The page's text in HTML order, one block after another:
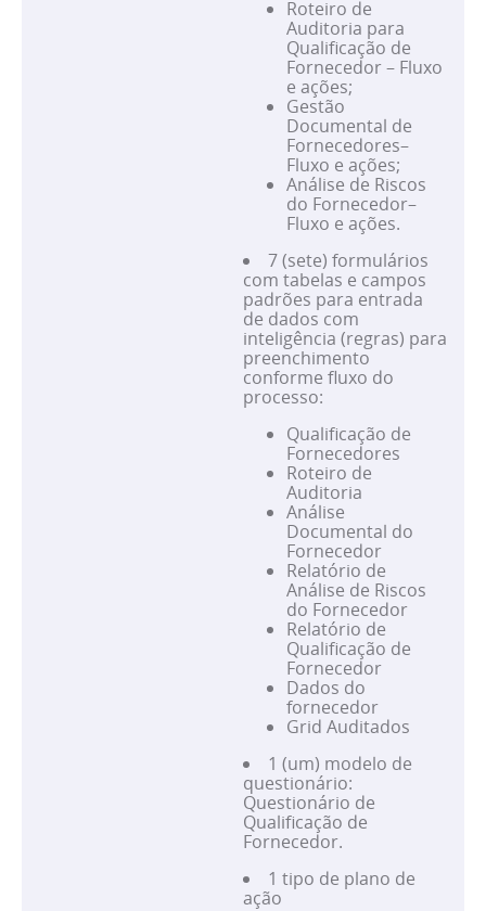
Roteiro de
Auditoria para
Qualificação de
Fornecedor – Fluxo
e ações;
Gestão
Documental de
Fornecedores–
Fluxo e ações;
Análise de Riscos
do Fornecedor–
Fluxo e ações.
7 (sete) formulários
com tabelas e campos
padrões para entrada
de dados com
inteligência (regras) para
preenchimento
conforme fluxo do
processo:
Qualificação de
Fornecedores
Roteiro de
Auditoria
Análise
Documental do
Fornecedor
Relatório de
Análise de Riscos
do Fornecedor
Relatório de
Qualificação de
Fornecedor
Dados do
fornecedor
Grid Auditados
1 (um) modelo de
questionário:
Questionário de
Qualificação de
Fornecedor.
1 tipo de plano de
ação